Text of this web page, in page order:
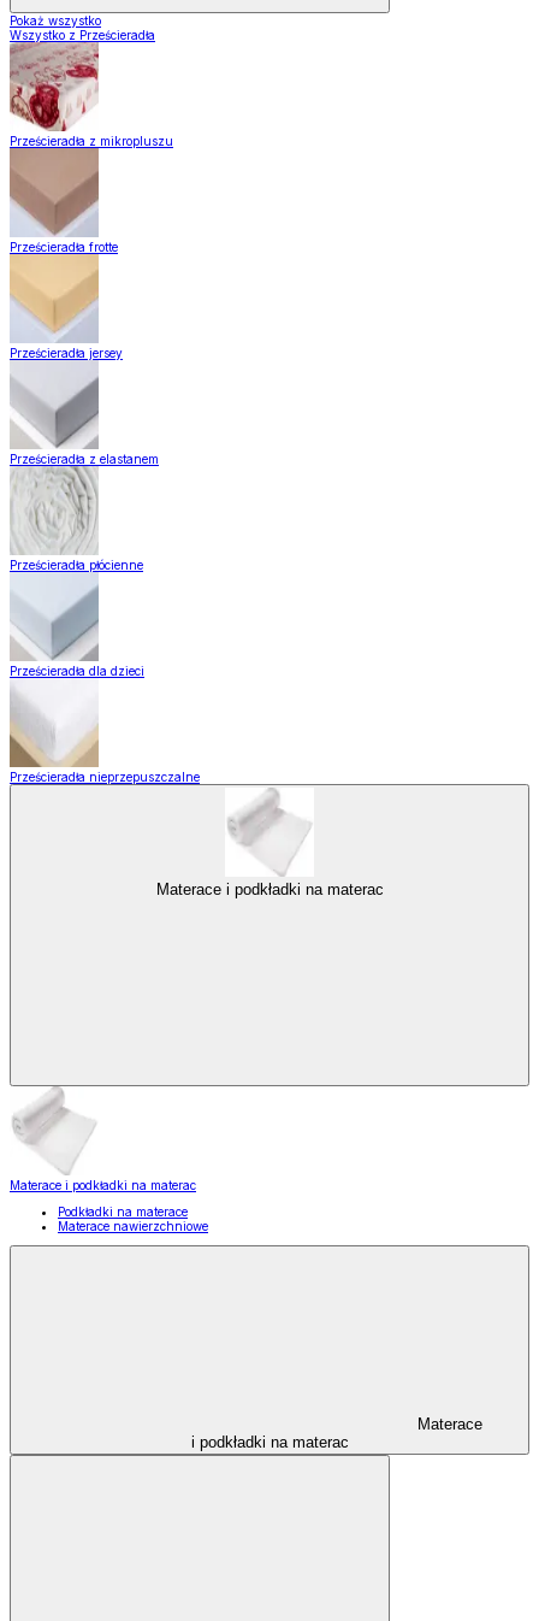
Pokaż wszystko
Wszystko z Prześcieradła
Prześcieradła z mikropluszu
Prześcieradła frotte
Prześcieradła jersey
Prześcieradła z elastanem
Prześcieradła płócienne
Prześcieradła dla dzieci
Prześcieradła nieprzepuszczalne
Materace i podkładki na materac
Materace i podkładki na materac
Podkładki na materace
Materace nawierzchniowe
Materace
i podkładki na materac